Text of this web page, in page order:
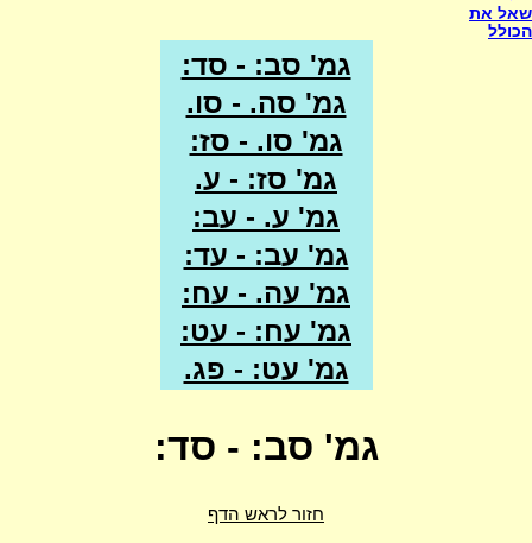
שאל את
הכולל
גמ' סב: - סד:
גמ' סה. - סו.
גמ' סו. - סז:
גמ' סז: - ע.
גמ' ע. - עב:
גמ' עב: - עד:
גמ' עה. - עח:
גמ' עח: - עט:
גמ' עט: - פג.
גמ' סב: - סד:
חזור לראש הדף